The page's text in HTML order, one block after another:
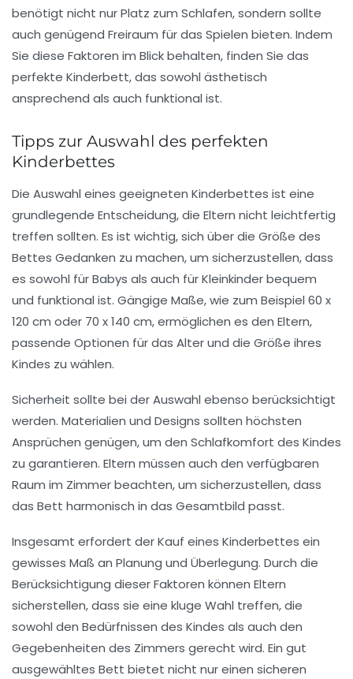
benötigt nicht nur Platz zum Schlafen, sondern sollte
auch genügend Freiraum für das Spielen bieten. Indem
Sie diese Faktoren im Blick behalten, finden Sie das
perfekte Kinderbett, das sowohl ästhetisch
ansprechend als auch funktional ist.
Tipps zur Auswahl des perfekten
Kinderbettes
Die Auswahl eines geeigneten Kinderbettes ist eine
grundlegende Entscheidung, die Eltern nicht leichtfertig
treffen sollten. Es ist wichtig, sich über die Größe des
Bettes Gedanken zu machen, um sicherzustellen, dass
es sowohl fürBabys als auch fürKleinkinderbequem
und funktional ist. Gängige Maße, wie zum Beispiel 60 x
120 cm oder 70 x 140 cm, ermöglichen es den Eltern,
passende Optionen für das Alter und die Größe ihres
Kindes zu wählen.
Sicherheit sollte bei der Auswahl ebenso berücksichtigt
werden. Materialien und Designs sollten höchsten
Ansprüchen genügen, um den Schlafkomfort des Kindes
zu garantieren. Eltern müssen auch den verfügbaren
Raum im Zimmer beachten, um sicherzustellen, dass
das Bett harmonisch in das Gesamtbild passt.
Insgesamt erfordert der Kauf eines Kinderbettes ein
gewisses Maß an Planung und Überlegung. Durch die
Berücksichtigung dieser Faktoren können Eltern
sicherstellen, dass sie eine kluge Wahl treffen, die
sowohl den Bedürfnissen des Kindes als auch den
Gegebenheiten des Zimmers gerecht wird. Ein gut
ausgewähltes Bett bietet nicht nur einen sicheren